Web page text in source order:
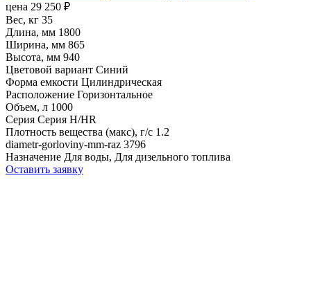
цена 29 250 ₽
Вес, кг 35
Длина, мм 1800
Ширина, мм 865
Высота, мм 940
Цветовой вариант Синий
Форма емкости Цилиндрическая
Расположение Горизонтальное
Объем, л 1000
Серия Серия H/HR
Плотность вещества (макс), г/с 1.2
diametr-gorloviny-mm-raz 3796
Назначение Для воды, Для дизельного топлива
Оставить заявку